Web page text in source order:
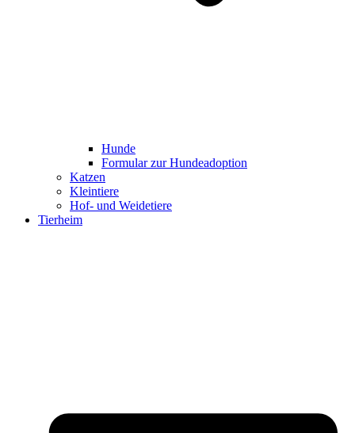
Hunde
Formular zur Hundeadoption
Katzen
Kleintiere
Hof- und Weidetiere
Tierheim